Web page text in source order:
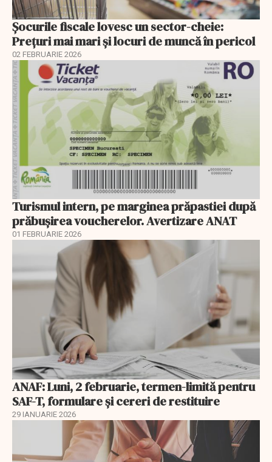
Șocurile fiscale lovesc un sector-cheie:
Prețuri mai mari și locuri de muncă în pericol
02 FEBRUARIE 2026
Turismul intern, pe marginea prăpastiei după
prăbușirea voucherelor. Avertizare ANAT
01 FEBRUARIE 2026
ANAF: Luni, 2 februarie, termen-limită pentru
SAF-T, formulare și cereri de restituire
29 IANUARIE 2026